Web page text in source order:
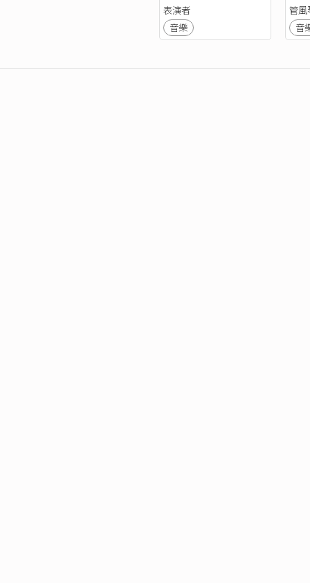
表演者
音樂
管風
音